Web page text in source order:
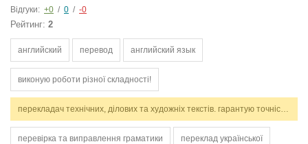
Відгуки: +0 / 0 / -0
Рейтинг: 2
английский перевод английский язык
виконую роботи різної складності!
перекладач технічних, ділових та художніх текстів. гарантую точність, стилістичну відповідність і дотримання термінів. працюю з англійською та українською мовами.
перевірка та виправлення граматики переклад української